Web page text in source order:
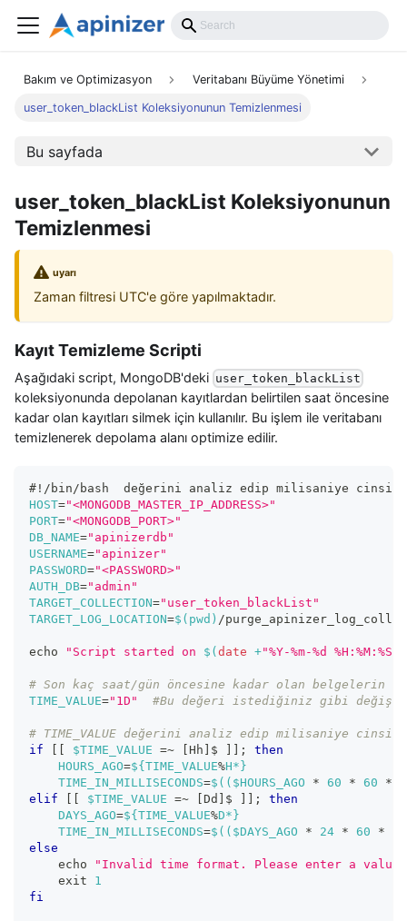
Bakım ve Optimizasyon Veritabanı Büyüme Yönetimi
user_token_blackList Koleksiyonunun Temizlenmesi
Bu sayfada
user_token_blackList Koleksiyonunun
Temizlenmesi
uyarı
Zaman filtresi UTC'e göre yapılmaktadır.
Kayıt Temizleme Scripti
Aşağıdaki script, MongoDB'deki user_token_blackList
koleksiyonunda depolanan kayıtlardan belirtilen saat öncesine
kadar olan kayıtları silmek için kullanılır. Bu işlem ile veritabanı
temizlenerek depolama alanı optimize edilir.
#!/bin/bash  değerini analiz edip milisaniye
HOST="<MONGODB_MASTER_IP_ADDRESS>"
PORT="<MONGODB_PORT>"
DB_NAME="apinizerdb"
USERNAME="apinizer"
PASSWORD="<PASSWORD>"
AUTH_DB="admin"
TARGET_COLLECTION="user_token_blackList"
TARGET_LOG_LOCATION=$( pwd ) /
echo "Script started on $( date +"%Y-%m-%d %H:%M:%S"
# Son kaç saat/gün öncesine kadar olan belgelerin
TIME_VALUE="1D" #Bu değeri istediğiniz gibi
# TIME_VALUE değerini analiz edip milisaniye
if
$TIME_VALUE =~ Hh $ ;
then
HOURS_AGO=${TIME_VALUE%H*}
TIME_IN_MILLISECONDS=$(( $HOURS_AGO * 60 * 60 *
elif
$TIME_VALUE =~ Dd $ ;
then
DAYS_AGO=${TIME_VALUE%D*}
TIME_IN_MILLISECONDS=$(( $DAYS_AGO * 24 * 60 *
else
echo
"Invalid time format. Please enter a
exit
1
fi